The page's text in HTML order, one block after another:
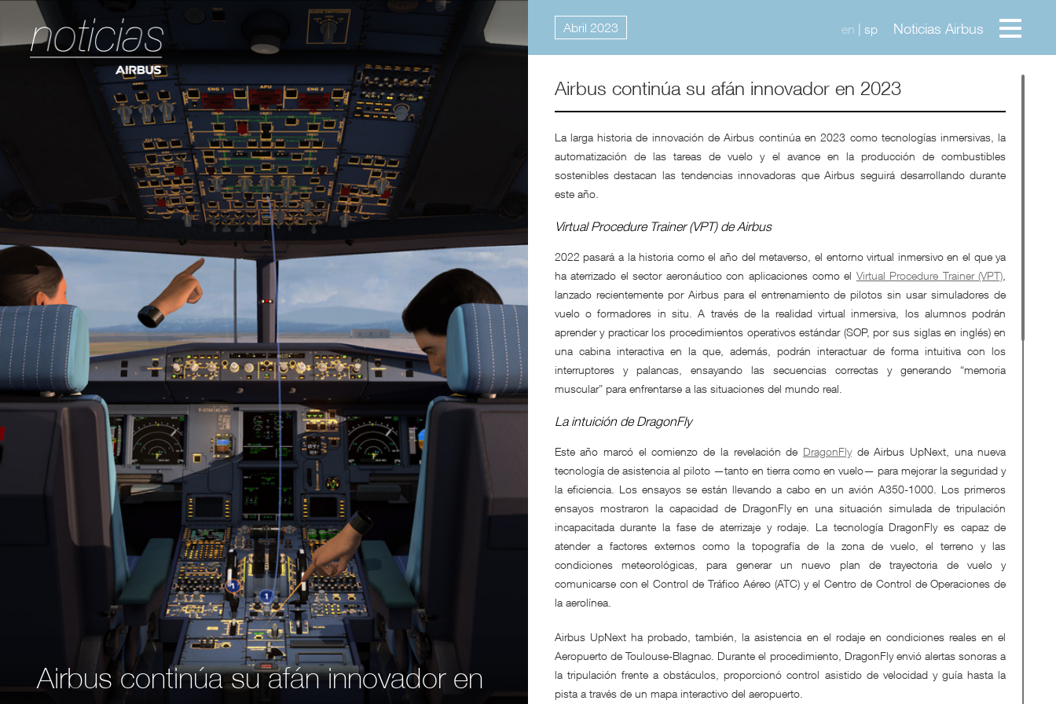
Noticias Airbus
en |sp
Airbus continúa su afán innovador en
Abril 2023
Airbus continúa su afán innovador en 2023
La larga historia de innovación de Airbus continúa en 2023 como tecnologías inmersivas, la
automatización de las tareas de vuelo y el avance en la producción de combustibles
sostenibles destacan las tendencias innovadoras que Airbus seguirá desarrollando durante
este año.
Virtual Procedure Trainer (VPT) de Airbus
2022 pasará a la historia como el año del metaverso, el entorno virtual inmersivo en el que ya
ha aterrizado el sector aeronáutico con aplicaciones como el Virtual Procedure Trainer(VPT)
lanzado recientemente por Airbus para el entrenamiento de pilotos sin usar simuladores de
vuelo o formadores in situ.
A través de la realidad virtual inmersiva, los alumnos podrán
aprender y practicar los procedimientos operativos estándar (SOP, por sus siglas en inglés) en
una cabina interactiva en la que, además, podrán interactuar de forma intuitiva con los
interruptores y palancas, ensayando las secuencias correctas y generando “memoria
muscular” para enfrentarse a las situaciones del mundo real.
La intuición de DragonFly
Este año marcó el comienzo de la revelación de DragonFlyde Airbus UpNext, una nueva
tecnología de asistencia al piloto —tanto en tierra como en vuelo— para mejorar la seguridad y
la eficiencia. Los ensayos se están llevando a cabo en un avión A350-1000. Los primeros
ensayos mostraron la capacidad de DragonFly en una situación simulada de tripulación
incapacitada durante la fase de aterrizaje y rodaje. La tecnología DragonFly es capaz de
atender a factores externos como la topografía de la zona de vuelo, el terreno y las
condiciones meteorológicas, para generar un nuevo plan de trayectoria de vuelo y
comunicarse con el Control de Tráfico Aéreo (ATC) y el Centro de Control de Operaciones de
la aerolínea.
Airbus UpNext ha probado, también, la asistencia en el rodaje en condiciones reales en el
Aeropuerto de Toulouse-Blagnac. Durante el procedimiento, DragonFly envió alertas sonoras a
la tripulación frente a obstáculos, proporcionó control asistido de velocidad y guía hasta la
pista a través de un mapa interactivo del aeropuerto.